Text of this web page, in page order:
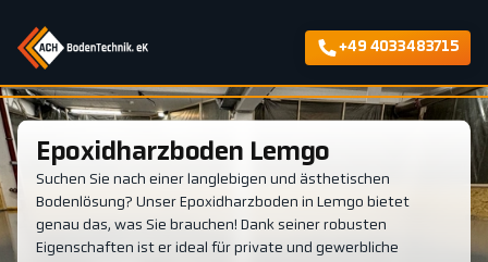
+49 4033483715
Epoxidharzboden Lemgo
Suchen Sie nach einer langlebigen und ästhetischen
Bodenlösung? Unser Epoxidharzboden in Lemgo bietet
genau das, was Sie brauchen! Dank seiner robusten
Eigenschaften ist er ideal für private und gewerbliche